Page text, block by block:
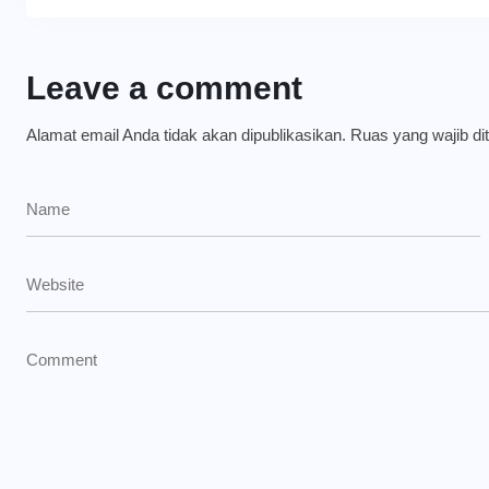
Leave a comment
Alamat email Anda tidak akan dipublikasikan. Ruas yang wajib